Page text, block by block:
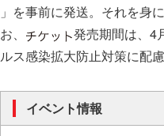
」を事前に発送。それを身
お、
発売期間は、4
ルス感染拡大防止対策に配
イベント情報